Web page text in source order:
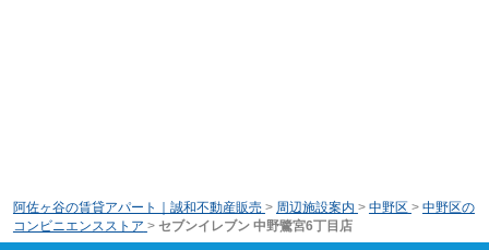
阿佐ヶ谷の賃貸アパート｜誠和不動産販売 > 周辺施設案内 > 中野区 > 中野区の
コンビニエンスストア > セブンイレブン 中野鷺宮6丁目店